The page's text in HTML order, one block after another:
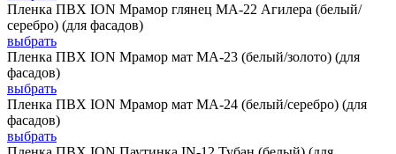
Пленка ПВХ ION Мрамор глянец MA-22 Агилера (белый/
серебро) (для фасадов)
выбрать
Пленка ПВХ ION Мрамор мат MA-23 (белый/золото) (для
фасадов)
выбрать
Пленка ПВХ ION Мрамор мат MA-24 (белый/серебро) (для
фасадов)
выбрать